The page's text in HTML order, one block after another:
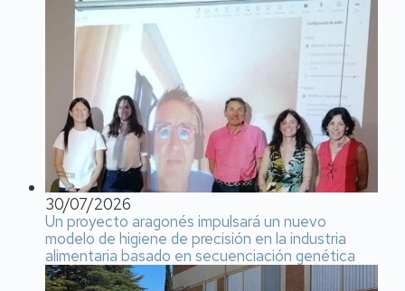
30/07/2026
Un proyecto aragonés impulsará un nuevo
modelo de higiene de precisión en la industria
alimentaria basado en secuenciación genética